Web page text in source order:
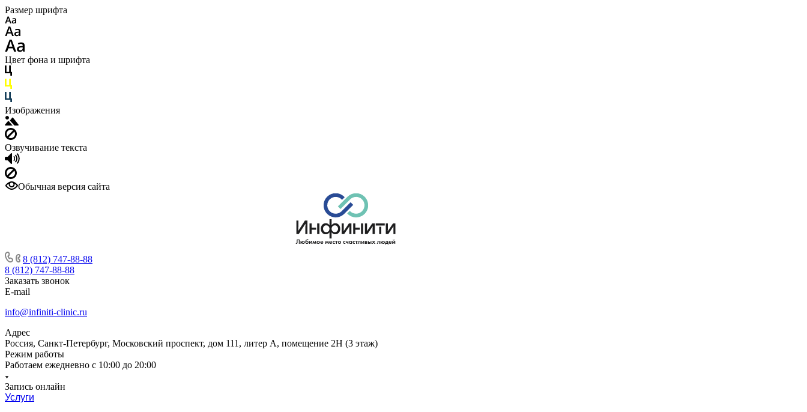
Размер шрифта
Цвет фона и шрифта
Изображения
Озвучивание текста
Обычная версия сайта
8 (812) 747-88-88
8 (812) 747-88-88
Заказать звонок
E-mail
info@infiniti-clinic.ru
Адрес
Россия, Санкт-Петербург, Московский проспект, дом 111, литер А, помещение 2Н (3 этаж)
Режим работы
Работаем ежедневно с 10:00 до 20:00
Запись онлайн
Услуги